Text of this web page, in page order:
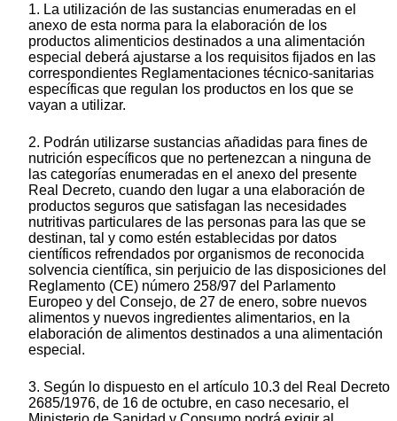
1. La utilización de las sustancias enumeradas en el
anexo de esta norma para la elaboración de los
productos alimenticios destinados a una alimentación
especial deberá ajustarse a los requisitos fijados en las
correspondientes Reglamentaciones técnico-sanitarias
específicas que regulan los productos en los que se
vayan a utilizar.
2. Podrán utilizarse sustancias añadidas para fines de
nutrición específicos que no pertenezcan a ninguna de
las categorías enumeradas en el anexo del presente
Real Decreto, cuando den lugar a una elaboración de
productos seguros que satisfagan las necesidades
nutritivas particulares de las personas para las que se
destinan, tal y como estén establecidas por datos
científicos refrendados por organismos de reconocida
solvencia científica, sin perjuicio de las disposiciones del
Reglamento (CE) número 258/97 del Parlamento
Europeo y del Consejo, de 27 de enero, sobre nuevos
alimentos y nuevos ingredientes alimentarios, en la
elaboración de alimentos destinados a una alimentación
especial.
3. Según lo dispuesto en el artículo 10.3 del Real Decreto
2685/1976, de 16 de octubre, en caso necesario, el